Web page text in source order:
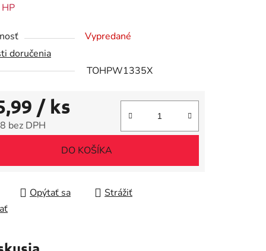
HP
Vypredané
doručenia
TOHPW1335X
/ ks
bez DPH
DO KOŠÍKA
Opýtať sa
Strážiť